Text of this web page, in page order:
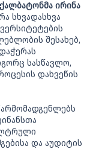
ქალბატონმა ირინა
სხვადასხვა
შესახებ,
სასწავლო,
დახვეწის
და აუდიტის